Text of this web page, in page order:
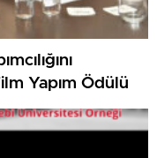
Yapım Ödülü